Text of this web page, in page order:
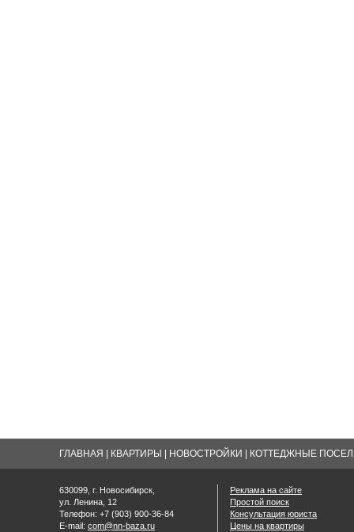
ГЛАВНАЯ КВАРТИРЫ НОВОСТРОЙКИ КОТТЕДЖНЫЕ
630099, г. Новосибирск,
ул. Ленина, 12
Телефон: +7 (903) 900-36-84
E-mail: com@nn-baza.ru
Реклама на сайте
Простой поиск
Консультация юриста
Цены на квартиры